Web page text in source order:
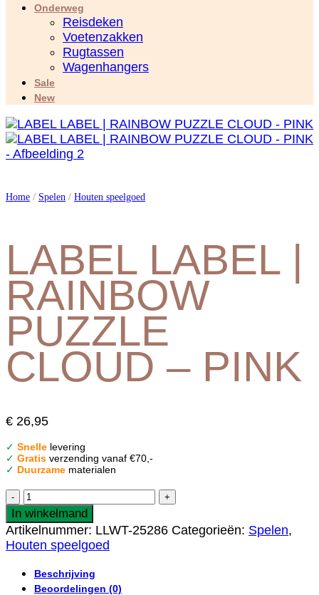
Onderweg
Reisdeken
Voetenzakken
Rugtassen
Wagenhangers
Sale
New
Home / Spelen / Houten speelgoed
LABEL LABEL |
RAINBOW
PUZZLE
CLOUD – PINK
€ 26,95
✓ Snelle levering
✓ Gratis verzending vanaf €70,-
✓ Duurzame materialen
LABEL
LABEL
|
RAINBOW
PUZZLE
CLOUD
-
In winkelmand
Artikelnummer: LLWT-25286 Categorieën: Spelen,
Houten speelgoed
Beschrijving
Beoordelingen (0)